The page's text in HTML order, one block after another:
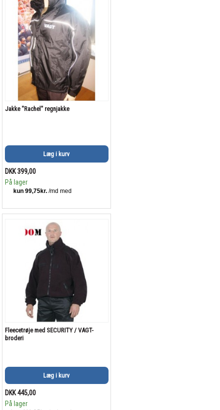
Jakke "Rachel" regnjakke
Læg i kurv
DKK 399,00
På lager
Fleecetrøje med SECURITY / VAGT-
broderi
Læg i kurv
DKK 445,00
På lager